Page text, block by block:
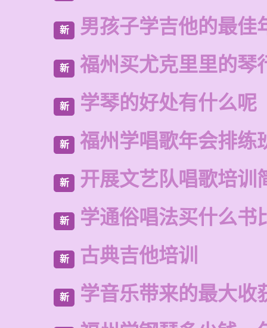
新 男孩子学吉他的最佳
新 福州买尤克里里的琴
新 学琴的好处有什么呢
新 福州学唱歌年会排练
新 开展文艺队唱歌培训
新 学通俗唱法买什么书
新 古典吉他培训
新 学音乐带来的最大收